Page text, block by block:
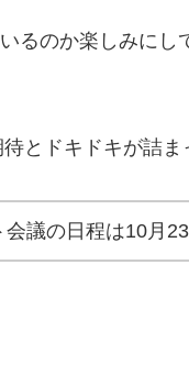
るのか楽しみに
とドキドキが詰ま
議の日程は10月